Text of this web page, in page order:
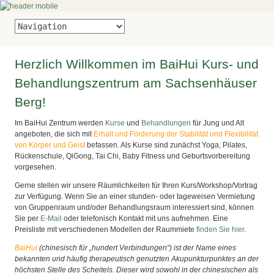
Herzlich Willkommen im BaiHui Kurs- und
Behandlungszentrum am Sachsenhäuser
Berg!
Im BaiHui Zentrum werden Kurse und Behandlungen für Jung und Alt
angeboten, die sich mit Erhalt und Förderung der Stabilität und Flexibilität
von Körper und Geistbefassen. Als Kurse sind zunächst Yoga, Pilates,
Rückenschule, QiGong, Tai Chi, Baby Fitness und Geburtsvorbereitung
vorgesehen.
Gerne stellen wir unsere Räumlichkeiten für Ihren Kurs/Workshop/Vortrag
zur Verfügung. Wenn Sie an einer stunden- oder tageweisen Vermietung
von Gruppenraum und/oder Behandlungsraum interessiert sind, können
Sie per E-Mail oder telefonisch Kontakt mit uns aufnehmen. Eine
Preisliste mit verschiedenen Modellen der Raummiete finden Sie hier.
BaiHui (chinesisch für „hundert Verbindungen“) ist der Name eines
bekannten und häufig therapeutisch genutzten Akupunkturpunktes an der
höchsten Stelle des Scheitels. Dieser wird sowohl in der chinesischen als